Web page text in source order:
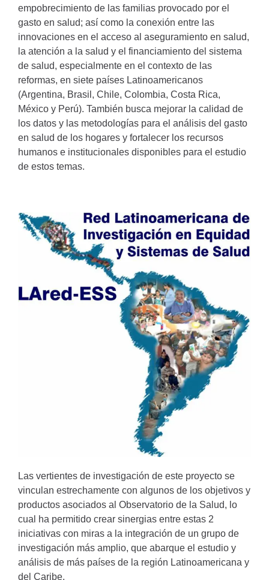
empobrecimiento de las familias provocado por el
gasto en salud; así como la conexión entre las
innovaciones en el acceso al aseguramiento en salud,
la atención a la salud y el financiamiento del sistema
de salud, especialmente en el contexto de las
reformas, en siete países Latinoamericanos
(Argentina, Brasil, Chile, Colombia, Costa Rica,
México y Perú). También busca mejorar la calidad de
los datos y las metodologías para el análisis del gasto
en salud de los hogares y fortalecer los recursos
humanos e institucionales disponibles para el estudio
de estos temas.
Las vertientes de investigación de este proyecto se
vinculan estrechamente con algunos de los objetivos y
productos asociados al Observatorio de la Salud, lo
cual ha permitido crear sinergias entre estas 2
iniciativas con miras a la integración de un grupo de
investigación más amplio, que abarque el estudio y
análisis de más países de la región Latinoamericana y
del Caribe.